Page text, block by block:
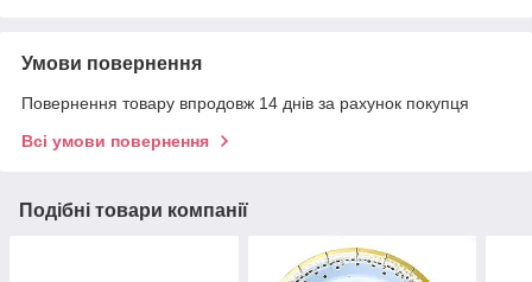
Умови повернення
Повернення товару впродовж 14 днів за рахунок покупця
Всі умови повернення
Подібні товари компанії